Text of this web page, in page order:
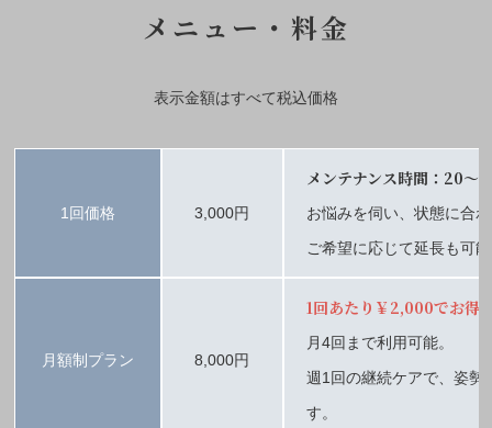
メニュー・料金
表示金額はすべて税込価格
1回価格 3,000円
メンテナンス時間：20～
お悩みを​伺い、状態に合
ご希望に応じて延長も可
月額制プラン 8,000円
1回あたり￥2,000でお得
月4回まで利用可能。
週1回の継続ケアで、姿勢
す。